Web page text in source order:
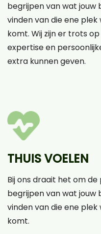
begrijpen van wat jouw
vinden van die ene
komt. Wij zijn er trots
expertise en
extra kunnen geven.
THUIS VOELEN
Bij ons draait het om
begrijpen van wat jouw
vinden van die ene
komt.